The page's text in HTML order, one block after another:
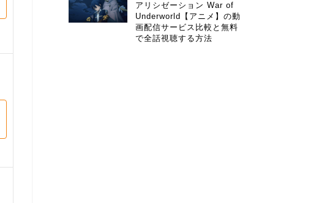
アリシゼーション War of
Underworld【アニメ】の動
画配信サービス比較と無料
で全話視聴する方法